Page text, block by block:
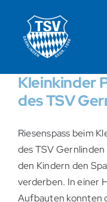
springen
Kleinkinder
des TSV
Riesenspass beim
des TSV
den Kindern den
verderben. In einer
Aufbauten konnten